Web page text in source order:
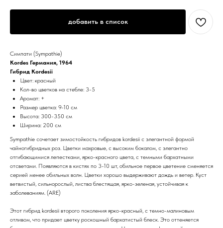
добавить в список
Симпати (Sympathie)
Kordes Германия, 1964
Гибрид Kordesii
Цвет: красный
Кол-во цветков на стебле: 3-5
Аромат: +
Размер цветка: 9-10 см
Высота: 300-350 см
Ширина: 200 см
Sympathie сочетает зимостойкость гибридов kordesii с элегантной формой
чайногибридных роз. Цветки махровые, с высоким бокалом, с элегантно
отгибающимися лепестками, ярко-красного цвета, с темными бархатными
отсветами. Появляются в кистях по 3-10 шт, обильное первое цветение сменяется
серией менее обильных волн. Цветки хорошо выдерживают дождь и ветер. Куст
ветвистый, сильнорослый, листва блестящая, ярко-зеленая, устойчивая к
заболеваниям. (ARE)
Этот гибрид kordesii второго поколения ярко-красный, с темно-малиновым
отливом, что придает цветку роскошный бархатистый блеск. Это оттеняется